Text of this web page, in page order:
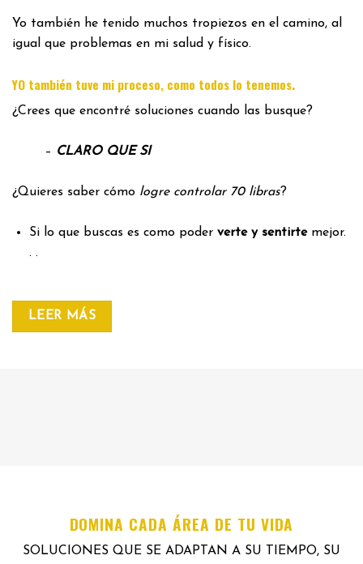
Yo también he tenido muchos tropiezos en el camino, al
igual que problemas en mi salud y físico.
YO también tuve mi proceso, como todos lo tenemos.
¿Crees que encontré soluciones cuando las busque?
– CLARO QUE SI
¿Quieres saber cómo logre controlar 70 libras?
Si lo que buscas es como poder verte y sentirtemejor.
. .
LEER MÁS
DOMINA CADA ÁREA DE TU VIDA
SOLUCIONES QUE SE ADAPTAN A SU TIEMPO, SU